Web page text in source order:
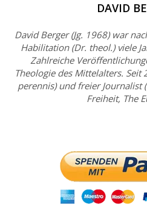
DAVID
David Berger (Jg. 1968) war
Habilitation (Dr. theol.) viele
Zahlreiche
Theologie des Mittelalters.
perennis) und freier Journalist
Freiheit, The